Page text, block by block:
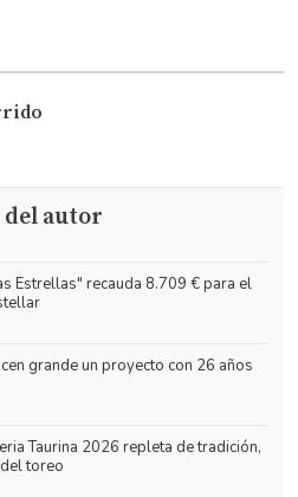
del autor
Estrellas" recauda 8.709 € para el
grande un proyecto con 26 años
Taurina 2026 repleta de tradición,
toreo